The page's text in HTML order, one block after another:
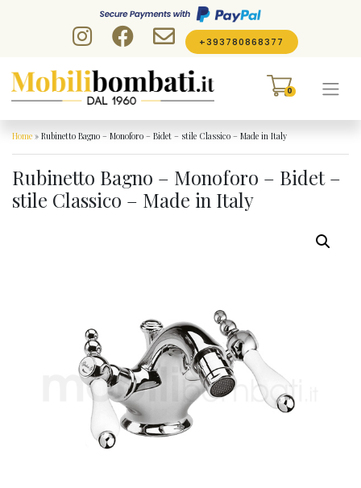
+393780868377
0
Home » Rubinetto Bagno – Monoforo – Bidet – stile Classico – Made in Italy
Rubinetto Bagno – Monoforo – Bidet –
stile Classico – Made in Italy